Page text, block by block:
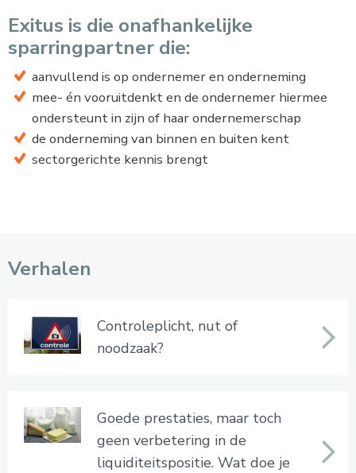
Exitus is die onafhankelijke
sparringpartner die:
aanvullend is op ondernemer en onderneming
mee- én vooruitdenkt en de ondernemer hiermee
ondersteunt in zijn of haar ondernemerschap
de onderneming van binnen en buiten kent
sectorgerichte kennis brengt
Verhalen
Controleplicht, nut of
noodzaak?
Goede prestaties, maar toch
geen verbetering in de
liquiditeitspositie. Wat doe je